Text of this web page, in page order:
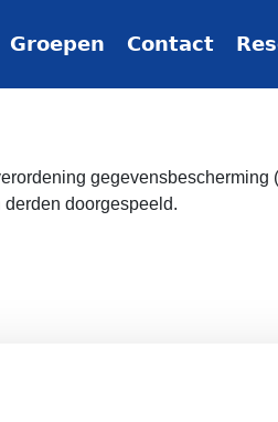
𝗚𝗿𝗼𝗲𝗽𝗲𝗻 𝗖𝗼𝗻𝘁𝗮𝗰𝘁
doorgespeeld.